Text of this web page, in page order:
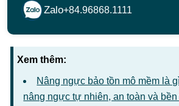
Zalo+84.96868.1111
Xem thêm:
Nâng ngực bảo tồn mô mềm là
nâng ngực tự nhiên, an toàn và